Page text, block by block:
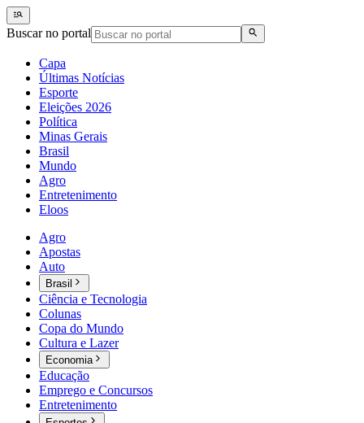
Buscar no portal
Capa
Últimas Notícias
Esporte
Eleições 2026
Política
Minas Gerais
Brasil
Mundo
Agro
Entretenimento
Eloos
Agro
Apostas
Auto
Brasil
Ciência e Tecnologia
Colunas
Copa do Mundo
Cultura e Lazer
Economia
Educação
Emprego e Concursos
Entretenimento